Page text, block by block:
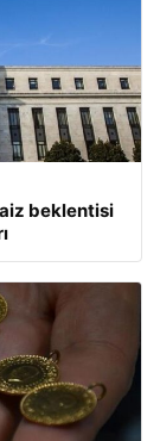
beklentisi